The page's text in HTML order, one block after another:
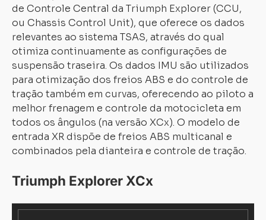
de Controle Central da Triumph Explorer (CCU,
ou Chassis Control Unit), que oferece os dados
relevantes ao sistema TSAS, através do qual
otimiza continuamente as configurações de
suspensão traseira. Os dados IMU são utilizados
para otimização dos freios ABS e do controle de
tração também em curvas, oferecendo ao piloto a
melhor frenagem e controle da motocicleta em
todos os ângulos (na versão XCx). O modelo de
entrada XR dispõe de freios ABS multicanal e
combinados pela dianteira e controle de tração.
Triumph Explorer XCx